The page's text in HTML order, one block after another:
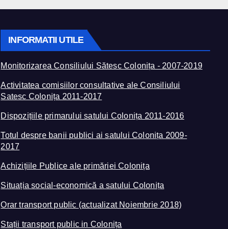
INFORMATII UTILE
Monitorizarea Consiliului Sătesc Colonița - 2007-2019
Activitatea comisiilor consultative ale Consiliului
Satesc Colonița 2011-2017
Dispozițiile primarului satului Colonița 2011-2016
Totul despre banii publici ai satului Colonița 2009-
2017
Achizițiile Publice ale primăriei Colonița
Situația social-economică a satului Colonița
Orar transport public (actualizat Noiembrie 2018)
Stații transport public in Colonița